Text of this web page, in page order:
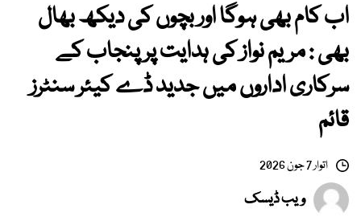
اب کام بھی ہوگا اور بچوں کی دیکھ بھال
بھی : مریم نواز کی ہدایت پر پنجاب کے
سرکاری اداروں میں جدید ڈے کیئر سنٹرز
قائم
اتوار 7 جون 2026
ویب ڈیسک